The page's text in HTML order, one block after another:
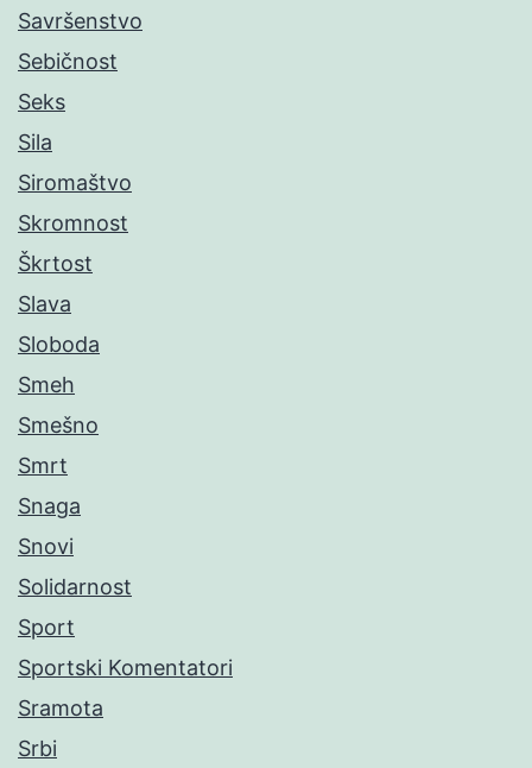
Savršenstvo
Sebičnost
Seks
Sila
Siromaštvo
Skromnost
Škrtost
Slava
Sloboda
Smeh
Smešno
Smrt
Snaga
Snovi
Solidarnost
Sport
Sportski Komentatori
Sramota
Srbi